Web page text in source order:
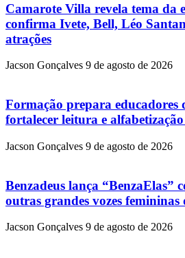
Camarote Villa revela tema da
confirma Ivete, Bell, Léo
atrações
Jacson Gonçalves 9 de agosto de 2026
Formação prepara educadores
fortalecer leitura e alfabetização
Jacson Gonçalves 9 de agosto de 2026
Benzadeus lança “BenzaElas”
outras grandes vozes femininas
Jacson Gonçalves 9 de agosto de 2026